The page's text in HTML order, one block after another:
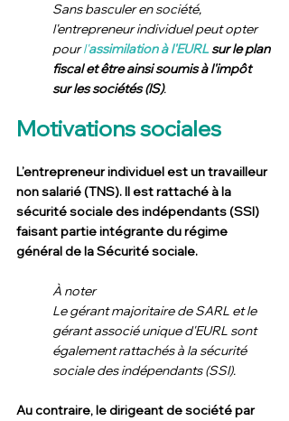
Sans basculer en société,
l'entrepreneur individuel peut opter
pour l'assimilation à l'EURL sur le plan
fiscal et être ainsi soumis à l'impôt
sur les sociétés (IS).
Motivations sociales
L’entrepreneur individuel est un travailleur
non salarié (TNS). Il est rattaché à la
sécurité sociale des indépendants (SSI)
faisant partie intégrante du régime
général de la Sécurité sociale.
À noter
Le gérant majoritaire de SARL et le
gérant associé unique d'EURL sont
également rattachés à la sécurité
sociale des indépendants (SSI).
Au contraire, le dirigeant de société par